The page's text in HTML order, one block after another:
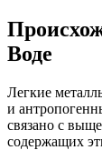
Воде
Легкие
и
связано с
содержащих